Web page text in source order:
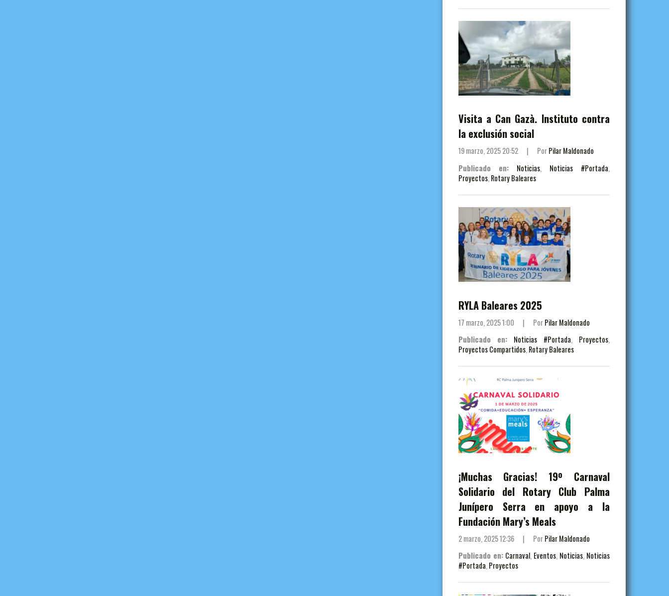
Visita a Can Gazà. Instituto contra
la exclusión social
19 marzo, 2025 20:52 | PorPilar Maldonado
Publicado en:
Noticias, Noticias #Portada,
Proyectos, Rotary Baleares
RYLA Baleares 2025
17 marzo, 2025 1:00 | PorPilar Maldonado
Publicado en:
Noticias #Portada, Proyectos,
Proyectos Compartidos, Rotary Baleares
¡Muchas Gracias! 19º Carnaval
Solidario del Rotary Club Palma
Junípero Serra en apoyo a la
Fundación Mary’s Meals
2 marzo, 2025 12:36 | PorPilar Maldonado
Publicado en: Carnaval, Eventos, Noticias, Noticias
#Portada, Proyectos